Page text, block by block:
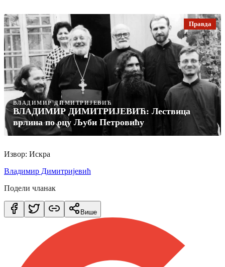
Правда
ВЛАДИМИР ДИМИТРИЈЕВИЋ
ВЛАДИМИР ДИМИТРИЈЕВИЋ: Лествица
врлина по оцу Љуби Петровићу
Извор: Искра
Владимир Димитријевић
Подели чланак
Више